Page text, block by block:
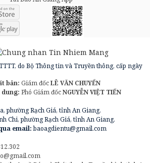
do Bộ Thông tin và Truyền thông, cấp ngày
bản: Giám đốcLÊ VĂN CHUYỂN
Phó Giám đốcNGUYỄN VIỆT TIẾN
phường Rạch Giá, tỉnh An Giang.
Chi, phường Rạch Giá, tỉnh An Giang.
email:baoagdientu@gmail.com